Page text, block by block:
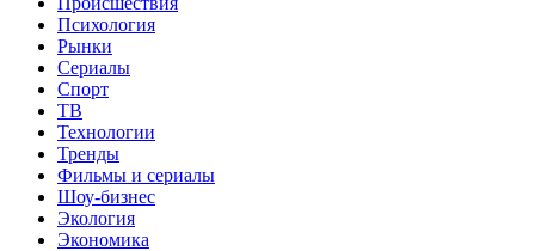
Психология
Рынки
Сериалы
Спорт
ТВ
Технологии
Тренды
Фильмы и сериалы
Шоу-бизнес
Экология
Экономика